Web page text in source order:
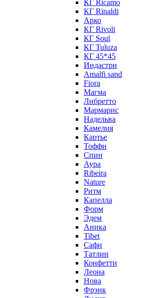
КГ Ricamo
КГ Rinaldi
Арко
КГ Rivoli
КГ Soul
КГ Tuluza
КГ 45*45
Индастри
Amalfi sand
Fiora
Магма
Либретто
Мармарис
Надельва
Камелия
Картье
Тоффи
Спин
Аура
Ribeira
Nature
Ритм
Капелла
Форм
Эдем
Аника
Tibet
Сафи
Татлин
Конфетти
Леона
Нова
Фрэнк